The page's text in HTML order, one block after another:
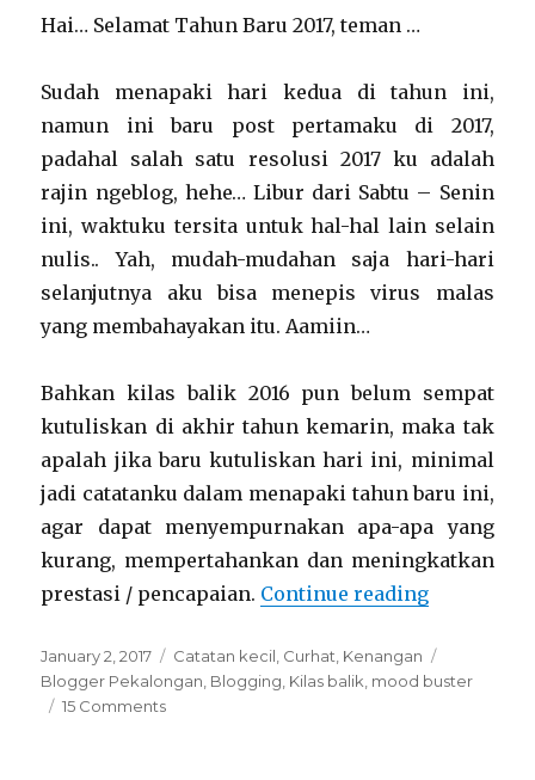
Hai… Selamat Tahun Baru 2017, teman …
Sudah menapaki hari kedua di tahun ini,
namun ini baru post pertamaku di 2017,
padahal salah satu resolusi 2017 ku adalah
rajin ngeblog, hehe… Libur dari Sabtu – Senin
ini, waktuku tersita untuk hal-hal lain selain
nulis.. Yah, mudah-mudahan saja hari-hari
selanjutnya aku bisa menepis virus malas
yang membahayakan itu. Aamiin…
Bahkan kilas balik 2016 pun belum sempat
kutuliskan di akhir tahun kemarin, maka tak
apalah jika baru kutuliskan hari ini, minimal
jadi catatanku dalam menapaki tahun baru ini,
agar dapat menyempurnakan apa-apa yang
kurang, mempertahankan dan meningkatkan
prestasi / pencapaian. Continue reading“Kilas
Posted
on
January 2, 2017 Categories
Catatan kecil Curhat Kenangan
Blogger Pekalongan Blogging Kilas balik mood buster
15 Commentson